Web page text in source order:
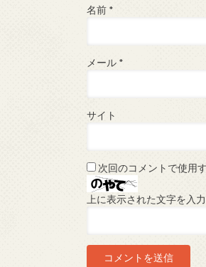
名前 *
メール *
サイト
次回のコメントで使用
上に表示された文字を入